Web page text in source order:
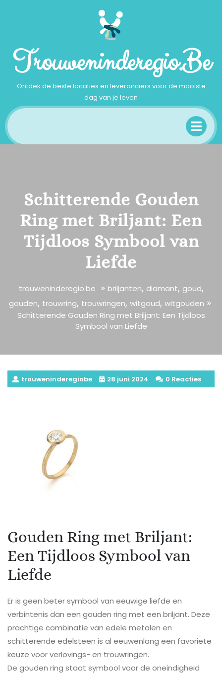
Trouweninderegio.be
Ontdek de beste locaties en leveranciers voor de mooiste
dag van je leven
Schitterende Gouden
Ring met Briljant: Een
Tijdloos Symbool van
Liefde
trouweninderegio.be » briljanten, diamant, goud,
gouden, trouwring, trouwringen, witgoud, witgouden »
Schitterende Gouden Ring met Briljant: Een Tijdloos
Symbool van Liefde
trouweninderegiobe 28 juni 2024 0 Reacties
Gouden Ring met Briljant:
Een Tijdloos Symbool van
Liefde
Er is geen beter symbool van eeuwige liefde en
verbintenis dan een gouden ring met een briljant. Deze
prachtige combinatie van edele metalen en
schitterende edelsteen is al eeuwenlang een favoriete
keuze voor verlovings- en trouwringen.
De gouden ring staat symbool voor de oneindigheid